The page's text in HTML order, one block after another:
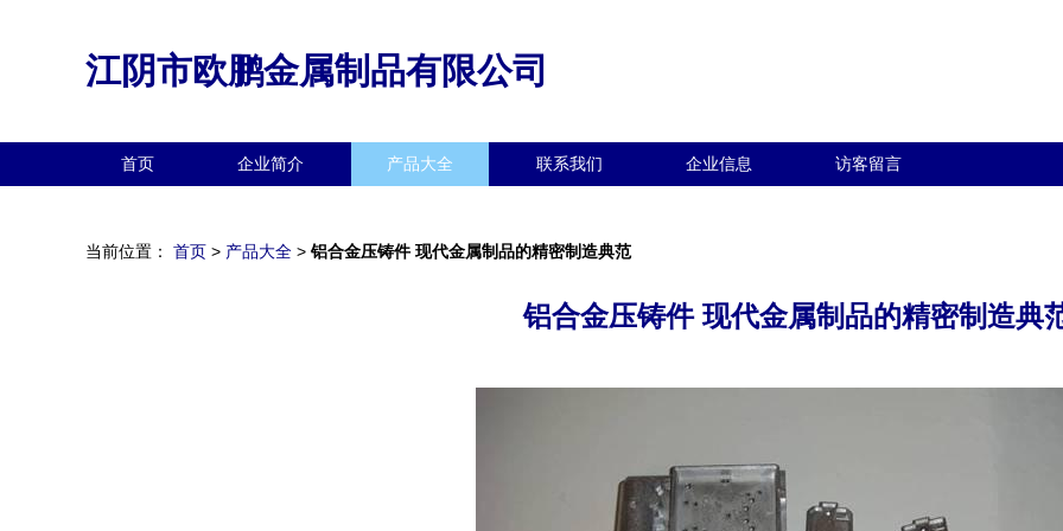
江阴市欧鹏金属制品有限公司
首页 企业简介 产品大全 联系我们 企业信息 访客留言
当前位置： 首页 > 产品大全 > 铝合金压铸件 现代金属制品的精密制造典范
铝合金压铸件 现代金属制品的精密制造典